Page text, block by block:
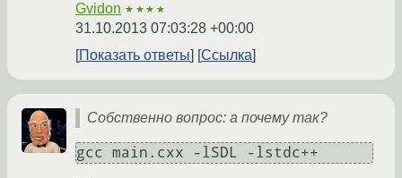
Gvidon ★★★★
31.10.2013 07:03:28 +00:00
Показать ответы
Ссылка
Собственно вопрос: а почему так?
gcc main.cxx -lSDL -lstdc++